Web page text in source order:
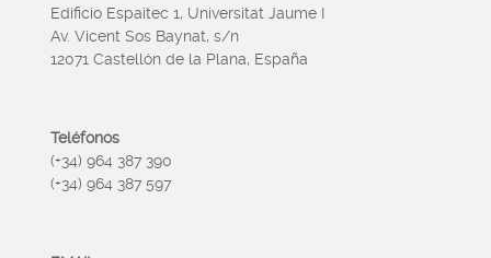
Edificio Espaitec 1, Universitat Jaume I
Av. Vicent Sos Baynat, s/n
12071 Castellón de la Plana, España
Teléfonos
(+34) 964 387 390
(+34) 964 387 597